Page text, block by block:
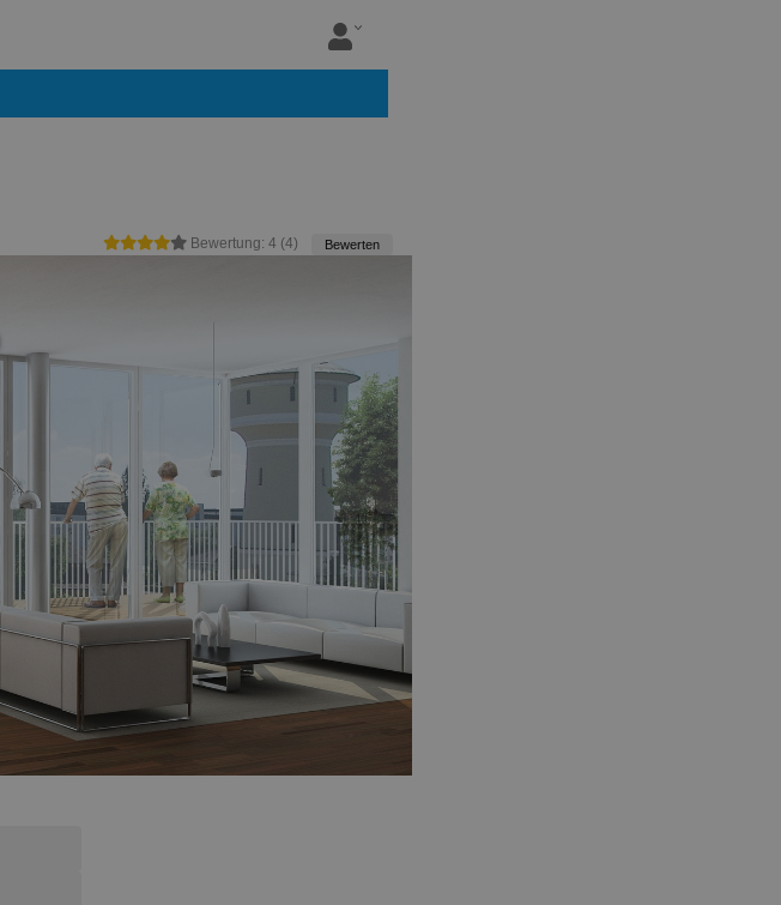
Bewertung: 4 (4) Bewerten